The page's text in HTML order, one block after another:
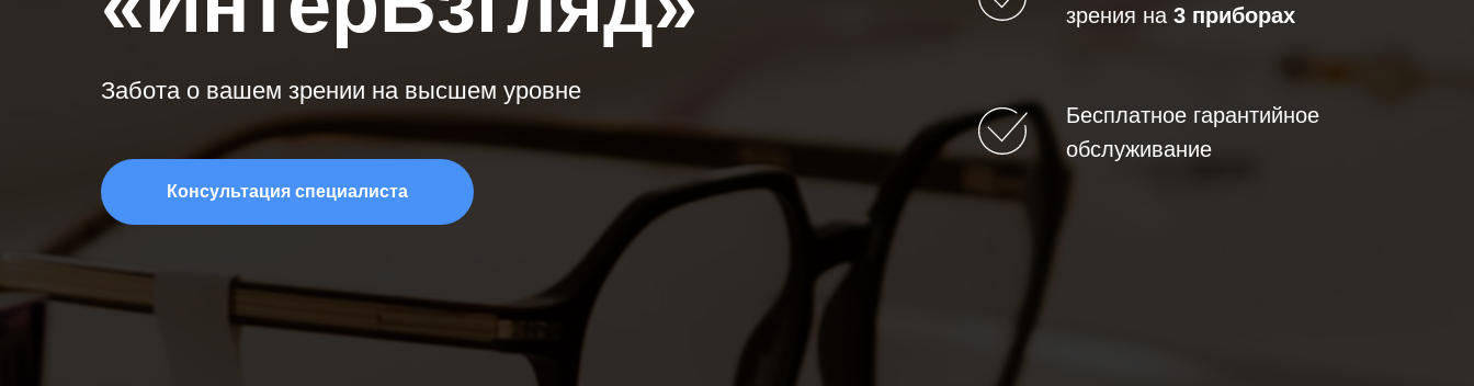
Забота о вашем зрении на высшем уровне
Консультация специалиста
зрения на3 приборах
Бесплатное гарантийное
обслуживание